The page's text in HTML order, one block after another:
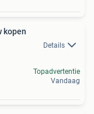
kopen
Details
Topadvertentie
Vandaag